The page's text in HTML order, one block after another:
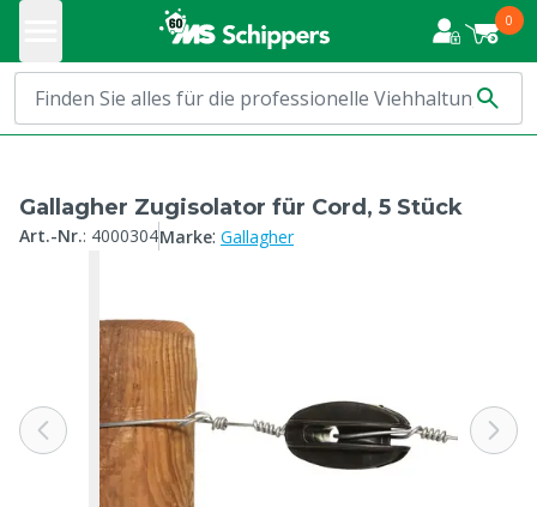
0
Gallagher Zugisolator für Cord, 5 Stück
Art.-Nr.: 4000304Marke: Gallagher